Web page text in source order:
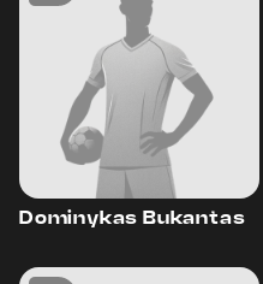
Dominykas Bukantas